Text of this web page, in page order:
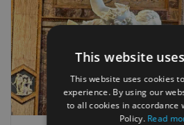
从斗兽场开始您的冒险，这是罗马最重
遗址之一。了解这个古老圆形竞技场的
罗马帝国的力量和文化。
罗马广场
This website
This website uses cookies
experience. By using our
to all cookies in accordance
Policy. Read